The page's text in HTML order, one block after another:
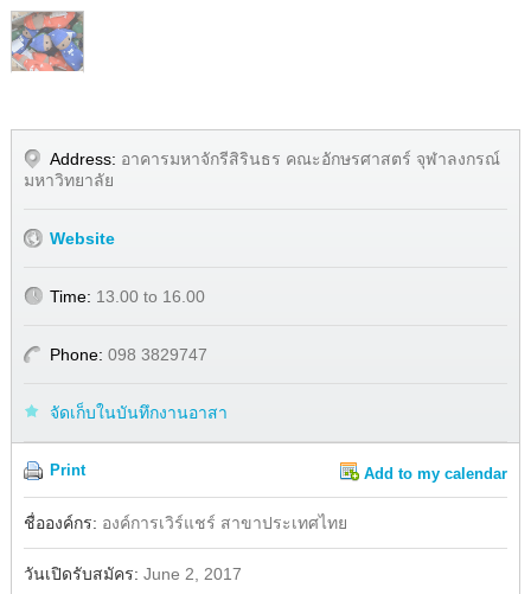
Address: อาคารมหาจักรีสิรินธร คณะอักษรศาสตร์ จุฬาลงกรณ์
มหาวิทยาลัย
Website
Time: 13.00 to 16.00
Phone: 098 3829747
จัดเก็บในบันทึกงานอาสา
Print Add to my calendar
Facebook
ชื่อองค์กร: องค์การเวิร์แชร์ สาขาประเทศไทย
วันเปิดรับสมัคร: June 2, 2017